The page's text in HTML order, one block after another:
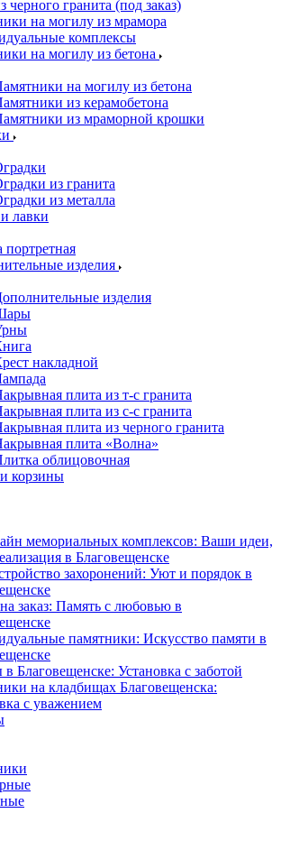
черного гранита (под заказ)
на могилу из мрамора
комплексы
на могилу из бетона
на могилу из бетона
из керамобетона
из мраморной крошки
из гранита
из металла
лавки
портретная
изделия
изделия
накладной
плита из т-с гранита
плита из с-с гранита
плита из черного гранита
плита «Волна»
облицовочная
корзины
мемориальных комплексов: Ваши идеи,
в Благовещенске
захоронений: Уют и порядок в
заказ: Память с любовью в
памятники: Искусство памяти в
Благовещенске: Установка с заботой
на кладбищах Благовещенска:
с уважением